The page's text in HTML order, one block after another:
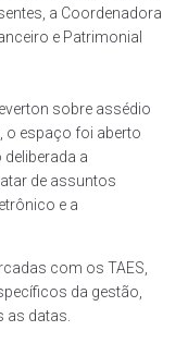
a Coordenadora
e Patrimonial
sobre assédio
o espaço foi aberto
a
de assuntos
e a
com os TAES,
da gestão,
as datas.